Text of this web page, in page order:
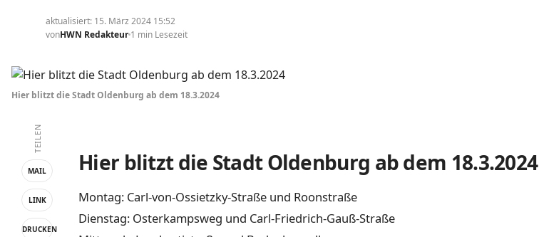
aktualisiert: 15. März 2024 15:52
vonHWN Redakteur 1 min Lesezeit
Hier blitzt die Stadt Oldenburg ab dem 18.3.2024
TEILEN
MAIL
LINK
DRUCKEN
Hier blitzt die Stadt Oldenburg ab dem 18.3.2024
Montag: Carl-von-Ossietzky-Straße und Roonstraße
Dienstag: Osterkampsweg und Carl-Friedrich-Gauß-Straße